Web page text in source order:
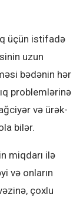
üçün istifadə
uzun
bədənin hər
problemlərinə
və ürək-
bilər.
miqdarı ilə
və onların
çoxlu